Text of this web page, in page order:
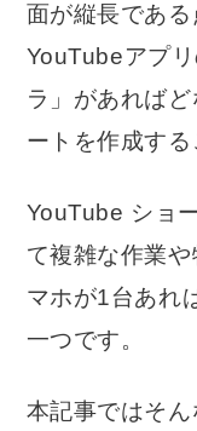
面が縦長であ
YouTubeアプ
ラ」があれば
ートを作成する
YouTube ショ
て複雑な作業
マホが1台あれ
一つです。
本記事ではそ